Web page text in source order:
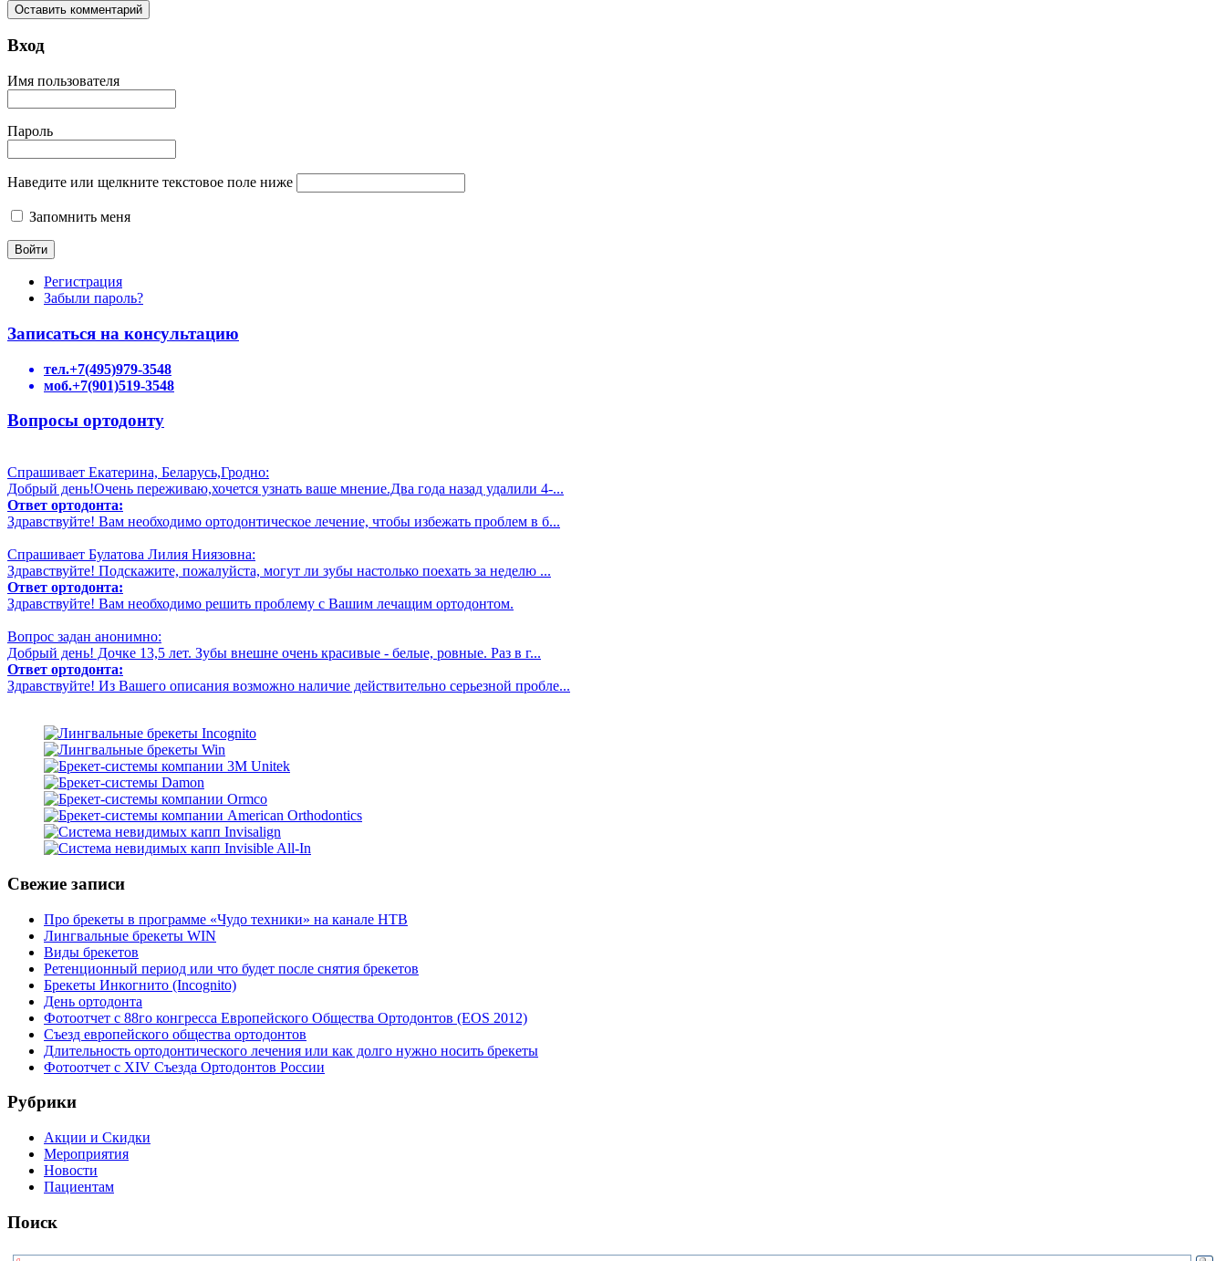
Вход
Имя пользователя
Пароль
Наведите или щелкните текстовое поле ниже
Запомнить меня
Регистрация
Забыли пароль?
Записаться на консультацию
тел.+7(495)979-3548
моб.+7(901)519-3548
Вопросы ортодонту
Спрашивает Екатерина, Беларусь,Гродно:
Добрый день!Очень переживаю,хочется узнать ваше мнение.Два года назад удалили 4-...
Ответ ортодонта:
Здравствуйте! Вам необходимо ортодонтическое лечение, чтобы избежать проблем в б...
Спрашивает Булатова Лилия Ниязовна:
Здравствуйте! Подскажите, пожалуйста, могут ли зубы настолько поехать за неделю ...
Ответ ортодонта:
Здравствуйте! Вам необходимо решить проблему с Вашим лечащим ортодонтом.
Вопрос задан анонимно:
Добрый день! Дочке 13,5 лет. Зубы внешне очень красивые - белые, ровные. Раз в г...
Ответ ортодонта:
Здравствуйте! Из Вашего описания возможно наличие действительно серьезной пробле...
Свежие записи
Про брекеты в программе «Чудо техники» на канале НТВ
Лингвальные брекеты WIN
Виды брекетов
Ретенционный период или что будет после снятия брекетов
Брекеты Инкогнито (Incognito)
День ортодонта
Фотоотчет с 88го конгресса Европейского Общества Ортодонтов (EOS 2012)
Съезд европейского общества ортодонтов
Длительность ортодонтического лечения или как долго нужно носить брекеты
Фотоотчет с XIV Съезда Ортодонтов России
Рубрики
Акции и Скидки
Мероприятия
Новости
Пациентам
Поиск